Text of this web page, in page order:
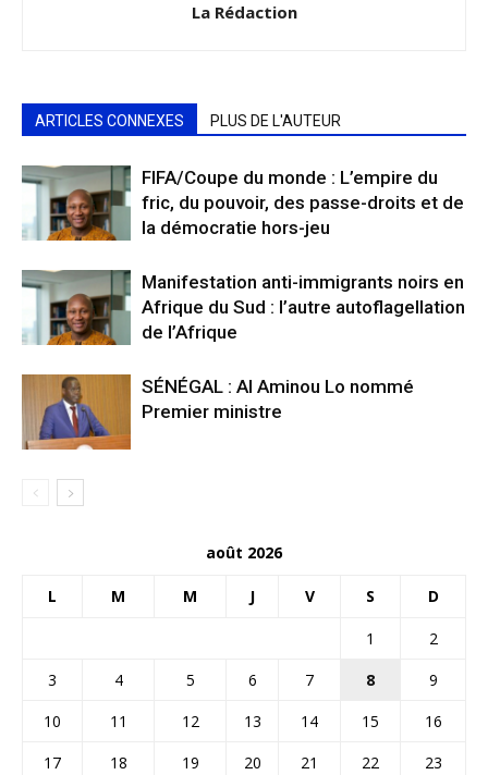
La Rédaction
ARTICLES CONNEXES PLUS DE L'AUTEUR
FIFA/Coupe du monde : L’empire du
fric, du pouvoir, des passe-droits et de
la démocratie hors-jeu
Manifestation anti-immigrants noirs en
Afrique du Sud : l’autre autoflagellation
de l’Afrique
SÉNÉGAL : Al Aminou Lo nommé
Premier ministre
août 2026
L M M J V S D
1
2
3
4 5 6 7 8
9
10
11 12 13 14 15
16
17
18 19 20 21 22
23